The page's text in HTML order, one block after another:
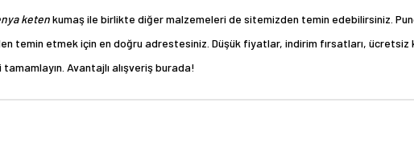
ketenkumaş ile birlikte diğer malzemeleri de sitemizden temin edebilirsiniz.
temin etmek için en doğru adrestesiniz. Düşük fiyatlar, indirim fırsatları, ücretsiz
Avantajlı alışveriş burada!